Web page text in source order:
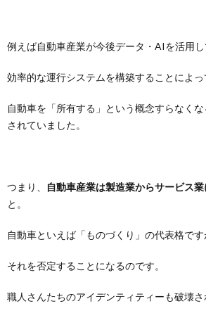
例えば自動車産業が今後データ・AIを活用し
効率的な運行システムを構築することによっ
自動車を「所有する」という概念すらなく
されていました。
つまり、
自動車産業は製造業からサービス
と。
自動車といえば「ものづくり」の代表格です
それを否定することになるのです。
職人さんたちのアイデンティティーも破壊さ